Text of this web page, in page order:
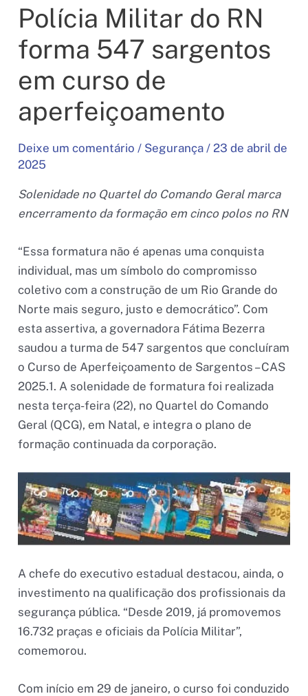
Polícia Militar do RN
forma 547 sargentos
em curso de
aperfeiçoamento
Deixe um comentário / Segurança / 23 de abril de
2025
Solenidade no Quartel do Comando Geral marca
encerramento da formação em cinco polos no RN
“Essa formatura não é apenas uma conquista
individual, mas um símbolo do compromisso
coletivo com a construção de um Rio Grande do
Norte mais seguro, justo e democrático”. Com
esta assertiva, a governadora Fátima Bezerra
saudou a turma de 547 sargentos que concluíram
o Curso de Aperfeiçoamento de Sargentos – CAS
2025.1. A solenidade de formatura foi realizada
nesta terça-feira (22), no Quartel do Comando
Geral (QCG), em Natal, e integra o plano de
formação continuada da corporação.
A chefe do executivo estadual destacou, ainda, o
investimento na qualificação dos profissionais da
segurança pública. “Desde 2019, já promovemos
16.732 praças e oficiais da Polícia Militar”,
comemorou.
Com início em 29 de janeiro, o curso foi conduzido